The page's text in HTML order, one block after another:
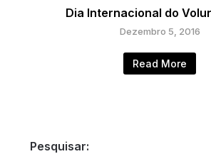
Dia Internacional do
Dezembro 5, 2016
Read More
Pesquisar: